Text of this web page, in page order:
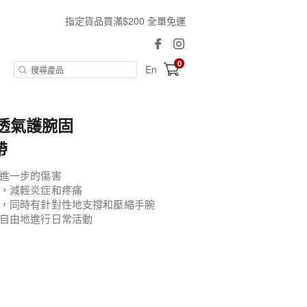
指定貨品買滿$200 全單免運
En 0
氣護腕固
一步的傷害
減輕炎症和疼痛
同時有針對性地支撐和壓縮手腕
由地進行日常活動